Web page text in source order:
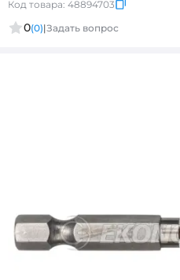
Код товара: 48894703
0(0)|Задать вопрос